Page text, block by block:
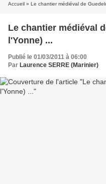
Accueil » Le chantier médiéval de
Le chantier médiéval
l'Yonne) ...
Publié le 01/03/2011 à 06:00
Par Laurence SERRE (Marinier)